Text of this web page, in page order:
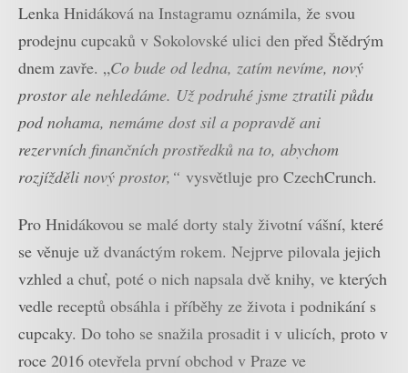
Lenka Hnidáková na Instagramu oznámila, že svou
prodejnu cupcaků v Sokolovské ulici den před Štědrým
dnem zavře. „Co bude od ledna, zatím nevíme, nový
prostor ale nehledáme. Už podruhé jsme ztratili půdu
pod nohama, nemáme dost sil a popravdě ani
rezervních finančních prostředků na to, abychom
rozjížděli nový prostor,“ vysvětluje pro CzechCrunch.
Pro Hnidákovou se malé dorty staly životní vášní, které
se věnuje už dvanáctým rokem. Nejprve pilovala jejich
vzhled a chuť, poté o nich napsala dvě knihy, ve kterých
vedle receptů obsáhla i příběhy ze života i podnikání s
cupcaky. Do toho se snažila prosadit i v ulicích, proto v
roce 2016 otevřela první obchod v Praze ve